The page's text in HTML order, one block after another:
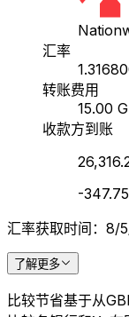
汇率
转账费用
15.00
收款方到账
-
汇率获取时间：8/
了解更多
比较节省基于从